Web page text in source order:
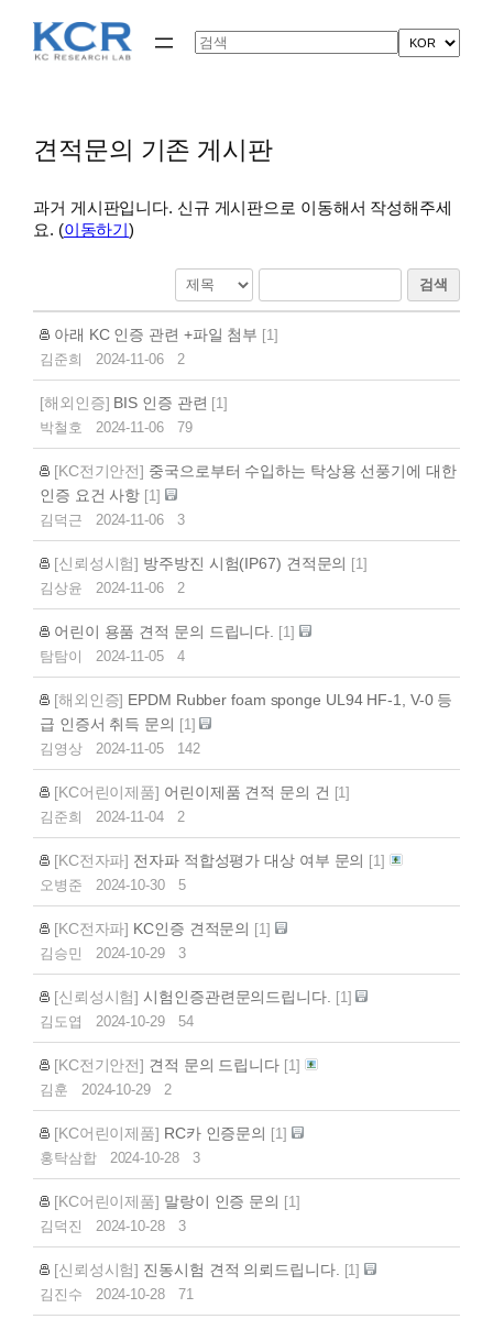
Search
견적문의 기존 게시판
과거 게시판입니다. 신규 게시판으로 이동해서 작성해주세
요. (이동하기)
검색
아래 KC 인증 관련 +파일 첨부 [1]
김준희
2024-11-06 2
[해외인증] BIS 인증 관련 [1]
박철호
2024-11-06 79
[KC전기안전] 중국으로부터 수입하는 탁상용 선풍기에 대한
인증 요건 사항 [1]
김덕근
2024-11-06 3
[신뢰성시험] 방주방진 시험(IP67) 견적문의 [1]
김상윤
2024-11-06 2
어린이 용품 견적 문의 드립니다. [1]
탐탐이
2024-11-05 4
[해외인증] EPDM Rubber foam sponge UL94 HF-1, V-0 등
급 인증서 취득 문의 [1]
김영상
2024-11-05 142
[KC어린이제품] 어린이제품 견적 문의 건 [1]
김준희
2024-11-04 2
[KC전자파] 전자파 적합성평가 대상 여부 문의 [1]
오병준
2024-10-30 5
[KC전자파] KC인증 견적문의 [1]
김승민
2024-10-29 3
[신뢰성시험] 시험인증관련문의드립니다. [1]
김도엽
2024-10-29 54
[KC전기안전] 견적 문의 드립니다 [1]
김훈
2024-10-29 2
[KC어린이제품] RC카 인증문의 [1]
홍탁삼합
2024-10-28 3
[KC어린이제품] 말랑이 인증 문의 [1]
김덕진
2024-10-28 3
[신뢰성시험] 진동시험 견적 의뢰드립니다. [1]
김진수
2024-10-28 71